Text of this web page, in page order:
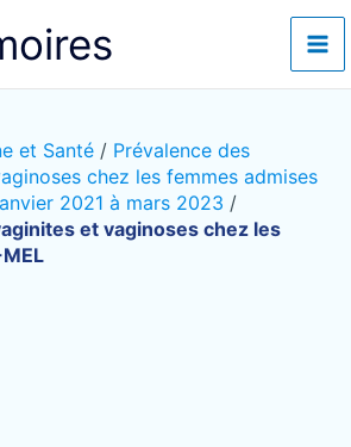
et Santé / Prévalence des
chez les femmes admises
2021 à mars 2023 /
et vaginoses chez les